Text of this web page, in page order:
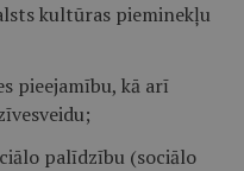
kultūras pieminekļu
pieejamību, kā arī
palīdzību (sociālo